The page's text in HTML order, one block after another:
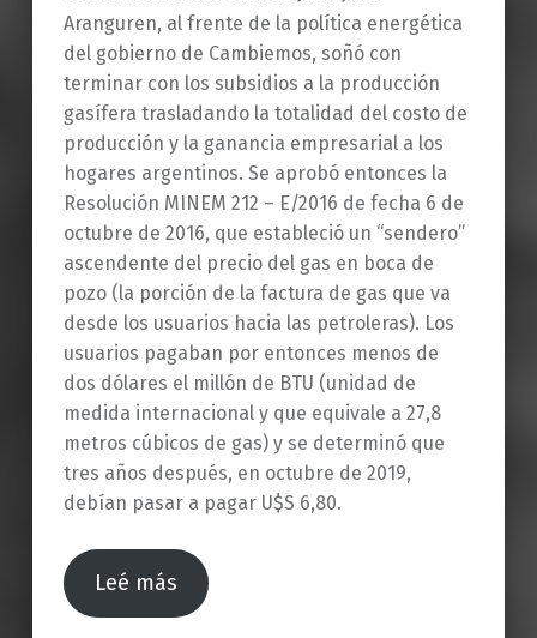
Aranguren, al frente de la política energética
del gobierno de Cambiemos, soñó con
terminar con los subsidios a la producción
gasífera trasladando la totalidad del costo de
producción y la ganancia empresarial a los
hogares argentinos. Se aprobó entonces la
Resolución MINEM 212 – E/2016 de fecha 6 de
octubre de 2016, que estableció un “sendero”
ascendente del precio del gas en boca de
pozo (la porción de la factura de gas que va
desde los usuarios hacia las petroleras). Los
usuarios pagaban por entonces menos de
dos dólares el millón de BTU (unidad de
medida internacional y que equivale a 27,8
metros cúbicos de gas) y se determinó que
tres años después, en octubre de 2019,
debían pasar a pagar U$S 6,80.
Leé más